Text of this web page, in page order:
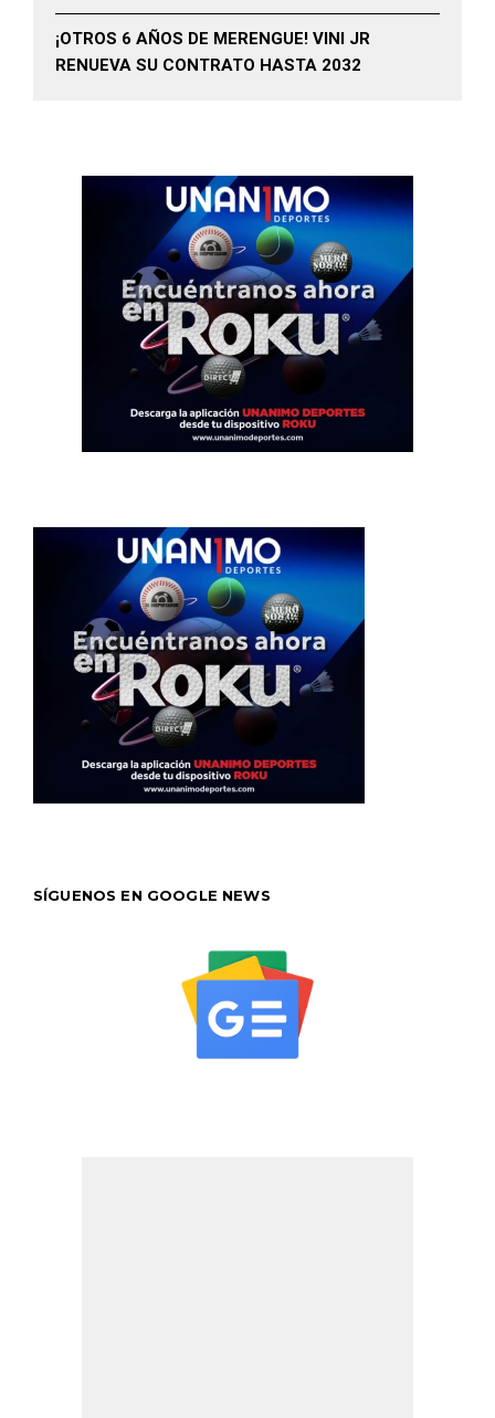
¡OTROS 6 AÑOS DE MERENGUE! VINI JR
RENUEVA SU CONTRATO HASTA 2032
SÍGUENOS EN GOOGLE NEWS